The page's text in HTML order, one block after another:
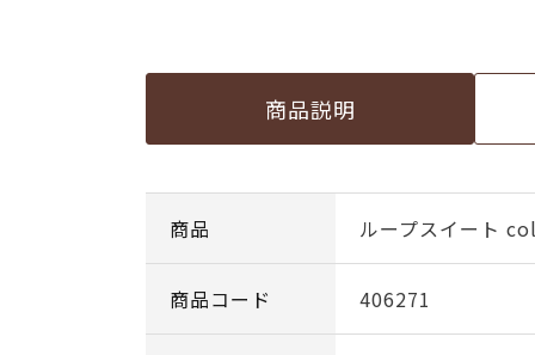
商品説明
商品 ループスイート
商品コード 406271